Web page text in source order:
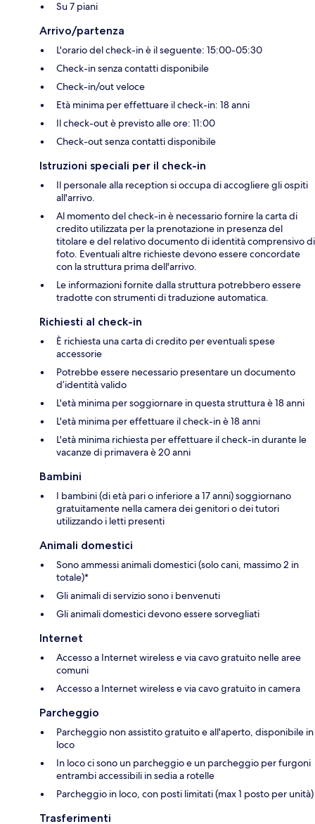
Su 7 piani
Arrivo/partenza
L'orario del check-in è il seguente: 15:00-05:30
Check-in senza contatti disponibile
Check-in/out veloce
Età minima per effettuare il check-in: 18 anni
Il check-out è previsto alle ore: 11:00
Check-out senza contatti disponibile
Istruzioni speciali per il check-in
Il personale alla reception si occupa di accogliere gli ospiti
all'arrivo.
Al momento del check-in è necessario fornire la carta di
credito utilizzata per la prenotazione in presenza del
titolare e del relativo documento di identità comprensivo di
foto. Eventuali altre richieste devono essere concordate
con la struttura prima dell'arrivo.
Le informazioni fornite dalla struttura potrebbero essere
tradotte con strumenti di traduzione automatica.
Richiesti al check-in
È richiesta una carta di credito per eventuali spese
accessorie
Potrebbe essere necessario presentare un documento
d’identità valido
L'età minima per soggiornare in questa struttura è 18 anni
L'età minima per effettuare il check-in è 18 anni
L'età minima richiesta per effettuare il check-in durante le
vacanze di primavera è 20 anni
Bambini
I bambini (di età pari o inferiore a 17 anni) soggiornano
gratuitamente nella camera dei genitori o dei tutori
utilizzando i letti presenti
Animali domestici
Sono ammessi animali domestici (solo cani, massimo 2 in
totale)*
Gli animali di servizio sono i benvenuti
Gli animali domestici devono essere sorvegliati
Internet
Accesso a Internet wireless e via cavo gratuito nelle aree
comuni
Accesso a Internet wireless e via cavo gratuito in camera
Parcheggio
Parcheggio non assistito gratuito e all'aperto, disponibile in
loco
In loco ci sono un parcheggio e un parcheggio per furgoni
entrambi accessibili in sedia a rotelle
Parcheggio in loco, con posti limitati (max 1 posto per unità)
Trasferimenti